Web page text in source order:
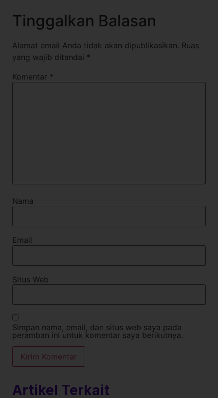
Tinggalkan Balasan
Alamat email Anda tidak akan dipublikasikan. Ruas
yang wajib ditandai *
Komentar *
Nama
Email
Situs Web
Simpan nama, email, dan situs web saya pada
peramban ini untuk komentar saya berikutnya.
Artikel Terkait